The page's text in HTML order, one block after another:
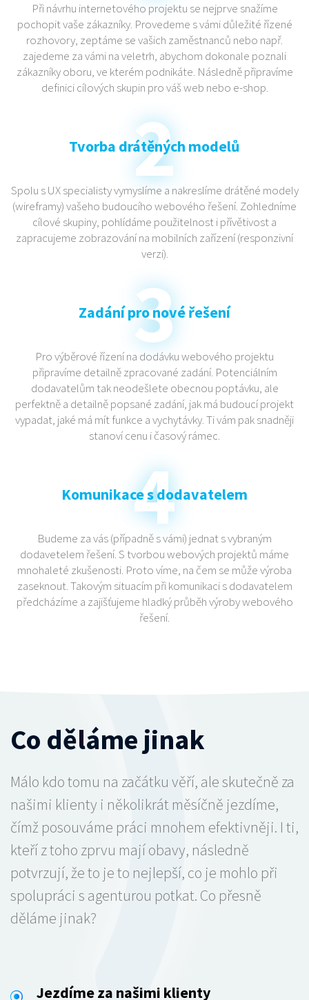
Při návrhu internetového projektu se nejprve snažíme
pochopit vaše zákazníky. Provedeme s vámi důležité řízené
rozhovory, zeptáme se vašich zaměstnanců nebo např.
zajedeme za vámi na veletrh, abychom dokonale poznali
zákazníky oboru, ve kterém podnikáte. Následně připravíme
definici cílových skupin pro váš web nebo e-shop.
Tvorba drátěných modelů
Spolu s UX specialisty vymyslíme a nakreslíme drátěné modely
(wireframy) vašeho budoucího webového řešení. Zohledníme
cílové skupiny, pohlídáme použitelnost i přívětivost a
zapracujeme zobrazování na mobilních zařízení (responzivní
verzi).
Zadání pro nové řešení
Pro výběrové řízení na dodávku webového projektu
připravíme detailně zpracované zadání. Potenciálním
dodavatelům tak neodešlete obecnou poptávku, ale
perfektně a detailně popsané zadání, jak má budoucí projekt
vypadat, jaké má mít funkce a vychytávky. Ti vám pak snadněji
stanoví cenu i časový rámec.
Komunikace s dodavatelem
Budeme za vás (případně s vámi) jednat s vybraným
dodavetelem řešení. S tvorbou webových projektů máme
mnohaleté zkušenosti. Proto víme, na čem se může výroba
zaseknout. Takovým situacím při komunikaci s dodavatelem
předcházíme a zajišťujeme hladký průběh výroby webového
řešení.
Co děláme jinak
Málo kdo tomu na začátku věří, ale skutečně za
našimi klienty i několikrát měsíčně jezdíme,
čímž posouváme práci mnohem efektivněji. I ti,
kteří z toho zprvu mají obavy, následně
potvrzují, že to je to nejlepší, co je mohlo při
spolupráci s agenturou potkat. Co přesně
děláme jinak?
Jezdíme za našimi klienty